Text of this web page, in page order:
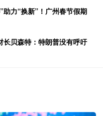
助力“换新”！广州春节假期
贝森特：特朗普没有呼吁